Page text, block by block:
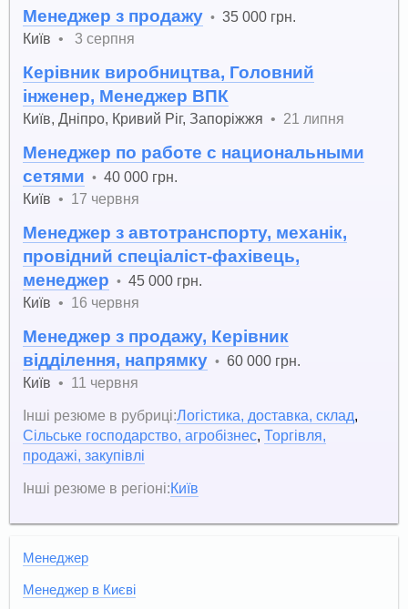
Менеджер з продажу •35 000 грн.
Київ • 3 серпня
Керівник виробництва, Головний
інженер, Менеджер ВПК
Київ,Дніпро, Кривий Ріг,Запоріжжя • 21 липня
Менеджер по работе с национальными
сетями •40 000 грн.
Київ • 17 червня
Менеджер з автотранспорту, механік,
провідний спеціаліст-фахівець,
менеджер •45 000 грн.
Київ • 16 червня
Менеджер з продажу, Керівник
відділення, напрямку •60 000 грн.
Київ • 11 червня
Інші резюме в рубриці:Логістика, доставка, склад,
Сільське господарство, агробізнес,Торгівля,
продажі, закупівлі
Інші резюме в регіоні:Київ
Менеджер
Менеджер в Києві